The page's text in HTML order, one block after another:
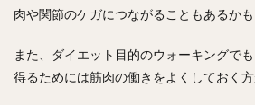
肉や関節のケガにつながることもあるかも
また、ダイエット目的のウォーキングで
得るためには筋肉の働きをよくしておく方